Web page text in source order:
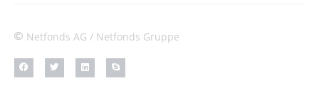
Netfonds AG / Netfonds Gruppe